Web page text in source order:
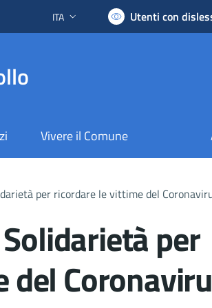
Lingua attiva:
ITA Utenti con
Vivere il Comune
per ricordare le vittime del
per